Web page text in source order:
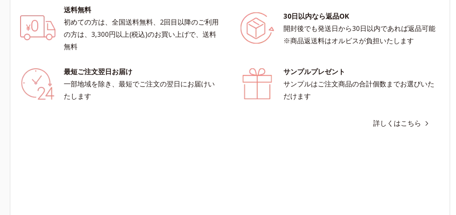
送料無料
初めての方は、全国送料無料、2回目以降のご利用
の方は、3,300円以上(税込)のお買い上げで、送料
無料
30日以内なら返品OK
開封後でも発送日から30日以内であれば返品可能
※商品返送料はオルビスが負担いたします
最短ご注文翌日お届け
一部地域を除き、最短でご注文の翌日にお届けい
たします
サンプルプレゼント
サンプルはご注文商品の合計個数までお選びいた
だけます
詳しくはこちら